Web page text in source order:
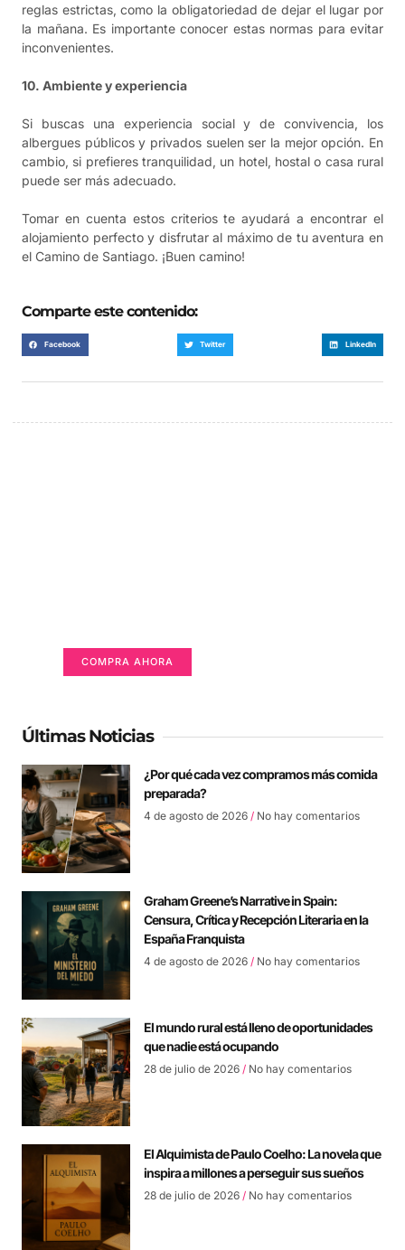
reglas estrictas, como la obligatoriedad de dejar el lugar por
la mañana. Es importante conocer estas normas para evitar
inconvenientes.
10. Ambiente y experiencia
Si buscas una experiencia social y de convivencia, los
albergues públicos y privados suelen ser la mejor opción. En
cambio, si prefieres tranquilidad, un hotel, hostal o casa rural
puede ser más adecuado.
Tomar en cuenta estos criterios te ayudará a encontrar el
alojamiento perfecto y disfrutar al máximo de tu aventura en
el Camino de Santiago. ¡Buen camino!
Comparte este contenido:
Facebook Twitter LinkedIn
COMPRA AHORA
Últimas Noticias
¿Por qué cada vez compramos más comida
preparada?
4 de agosto de 2026 No hay comentarios
Graham Greene’s Narrative in Spain:
Censura, Crítica y Recepción Literaria en la
España Franquista
4 de agosto de 2026 No hay comentarios
El mundo rural está lleno de oportunidades
que nadie está ocupando
28 de julio de 2026 No hay comentarios
El Alquimista de Paulo Coelho: La novela que
inspira a millones a perseguir sus sueños
28 de julio de 2026 No hay comentarios